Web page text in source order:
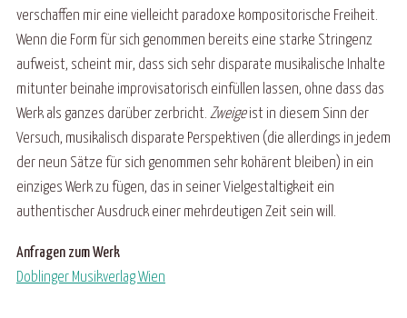
verschaffen mir eine vielleicht paradoxe kompositorische Freiheit.
Wenn die Form für sich genommen bereits eine starke Stringenz
aufweist, scheint mir, dass sich sehr disparate musikalische Inhalte
mitunter beinahe improvisatorisch einfüllen lassen, ohne dass das
Werk als ganzes darüber zerbricht. Zweigeist in diesem Sinn der
Versuch, musikalisch disparate Perspektiven (die allerdings in jedem
der neun Sätze für sich genommen sehr kohärent bleiben) in ein
einziges Werk zu fügen, das in seiner Vielgestaltigkeit ein
authentischer Ausdruck einer mehrdeutigen Zeit sein will.
Anfragen zum Werk
Doblinger Musikverlag Wien